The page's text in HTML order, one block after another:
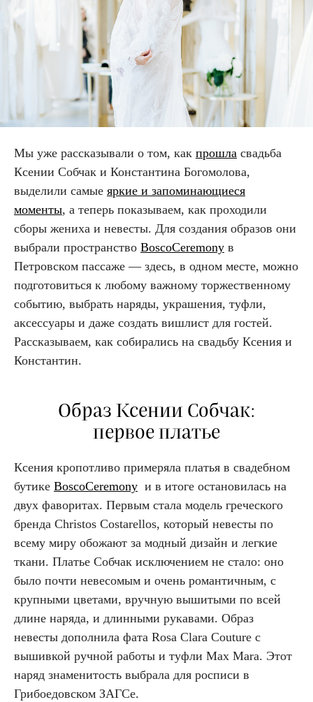
Мы уже рассказывали о том, как прошла свадьба
Ксении Собчак и Константина Богомолова,
выделили самые яркие и запоминающиеся
моменты, а теперь показываем, как проходили
сборы жениха и невесты. Для создания образов они
выбрали пространство BoscoCeremony в
Петровском пассаже — здесь, в одном месте, можно
подготовиться к любому важному торжественному
событию, выбрать наряды, украшения, туфли,
аксессуары и даже создать вишлист для гостей.
Рассказываем, как собирались на свадьбу Ксения и
Константин.
Образ Ксении Собчак:
первое платье
Ксения кропотливо примеряла платья в свадебном
бутике BoscoCeremony и в итоге остановилась на
двух фаворитах. Первым стала модель греческого
бренда Christos Costarellos, который невесты по
всему миру обожают за модный дизайн и легкие
ткани. Платье Собчак исключением не стало: оно
было почти невесомым и очень романтичным, с
крупными цветами, вручную вышитыми по всей
длине наряда, и длинными рукавами. Образ
невесты дополнила фата Rosa Clara Couture с
вышивкой ручной работы и туфли Max Mara. Этот
наряд знаменитость выбрала для росписи в
Грибоедовском ЗАГСе.